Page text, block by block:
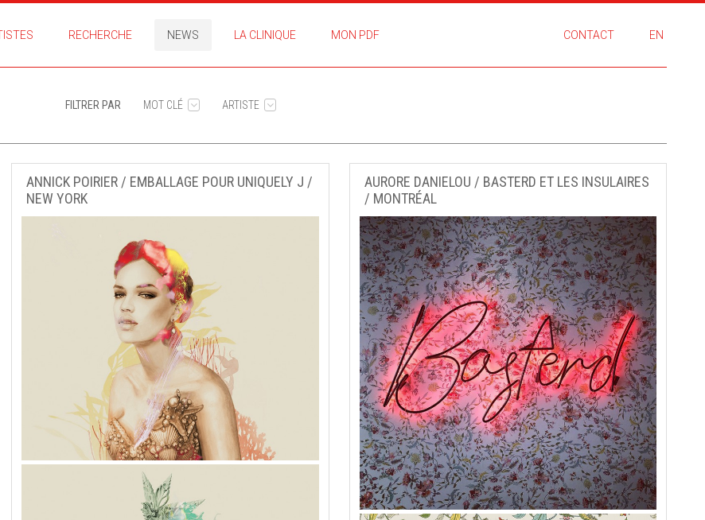
RECHERCHE NEWS LA CLINIQUE MON PDF CONTACT EN
FILTRER PAR MOT CLÉ ARTISTE
ANNICK POIRIER / EMBALLAGE POUR UNIQUELY J /
NEW YORK
AURORE DANIELOU / BASTERD ET LES INSULAIRES
/ MONTRÉAL